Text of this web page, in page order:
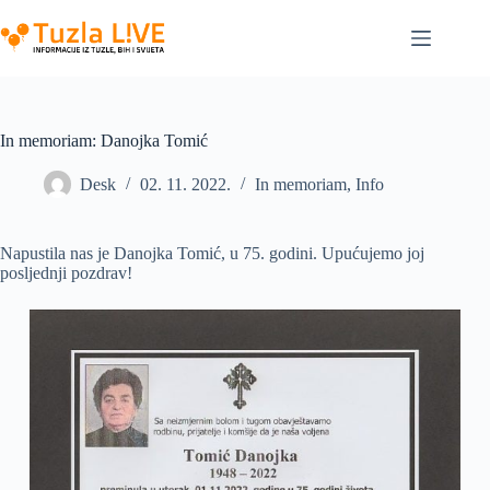
to
content
In memoriam: Danojka Tomić
Desk 02. 11. 2022. In memoriam, Info
Napustila nas je Danojka Tomić, u 75. godini. Upućujemo joj
posljednji pozdrav!